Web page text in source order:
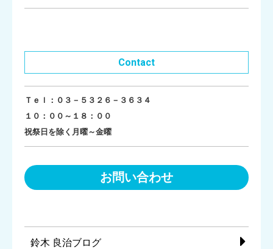
Contact
Ｔｅｌ：０３－５３２６－３６３４
１０：００～１８：００
祝祭日を除く月曜～金曜
お問い合わせ
鈴木 良治ブログ